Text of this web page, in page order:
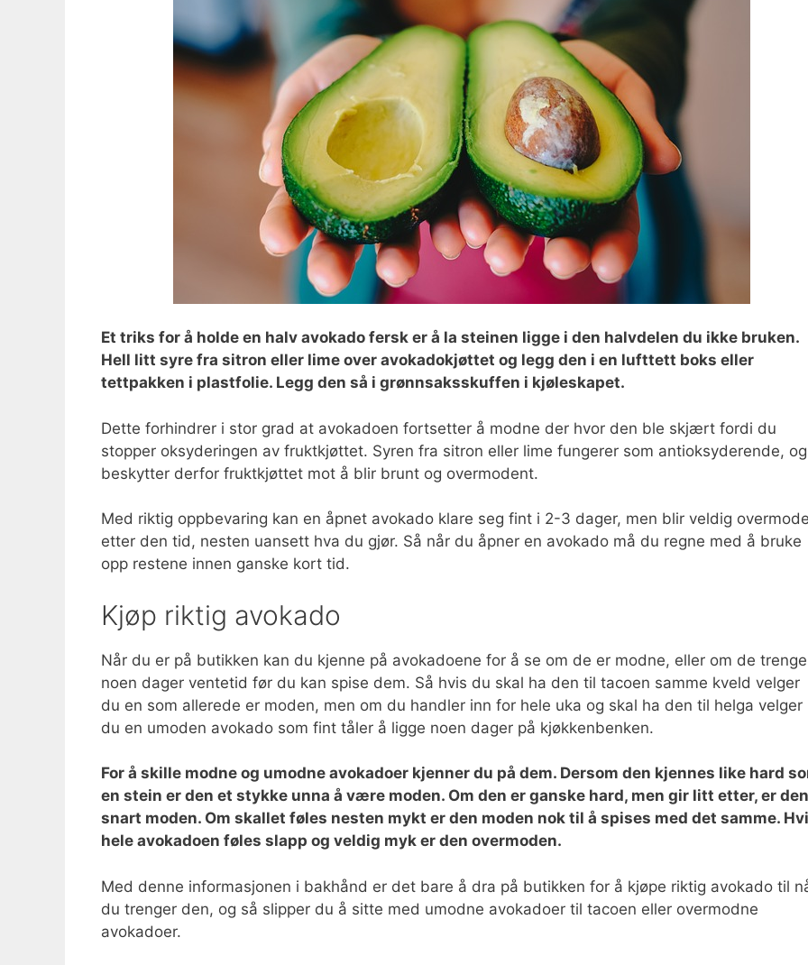
Et triks for å holde en halv avokado fersk er å la steinen ligge i den halvdelen du ikke bruken.
Hell litt syre fra sitron eller lime over avokadokjøttet og legg den i en lufttett boks eller
tettpakken i plastfolie. Legg den så i grønnsaksskuffen i kjøleskapet.
Dette forhindrer i stor grad at avokadoen fortsetter å modne der hvor den ble skjært fordi du
stopper oksyderingen av fruktkjøttet. Syren fra sitron eller lime fungerer som antioksyderende, og
beskytter derfor fruktkjøttet mot å blir brunt og overmodent.
Med riktig oppbevaring kan en åpnet avokado klare seg fint i 2-3 dager, men blir veldig
etter den tid, nesten uansett hva du gjør. Så når du åpner en avokado må du regne med å bruke
opp restene innen ganske kort tid.
Kjøp riktig avokado
Når du er på butikken kan du kjenne på avokadoene for å se om de er modne, eller om de
noen dager ventetid før du kan spise dem. Så hvis du skal ha den til tacoen samme kveld velger
du en som allerede er moden, men om du handler inn for hele uka og skal ha den til helga velger
du en umoden avokado som fint tåler å ligge noen dager på kjøkkenbenken.
For å skille modne og umodne avokadoer kjenner du på dem. Dersom den kjennes like hard
en stein er den et stykke unna å være moden. Om den er ganske hard, men gir litt etter, er den
snart moden. Om skallet føles nesten mykt er den moden nok til å spises med det samme.
hele avokadoen føles slapp og veldig myk er den overmoden.
Med denne informasjonen i bakhånd er det bare å dra på butikken for å kjøpe riktig avokado til
du trenger den, og så slipper du å sitte med umodne avokadoer til tacoen eller overmodne
avokadoer.